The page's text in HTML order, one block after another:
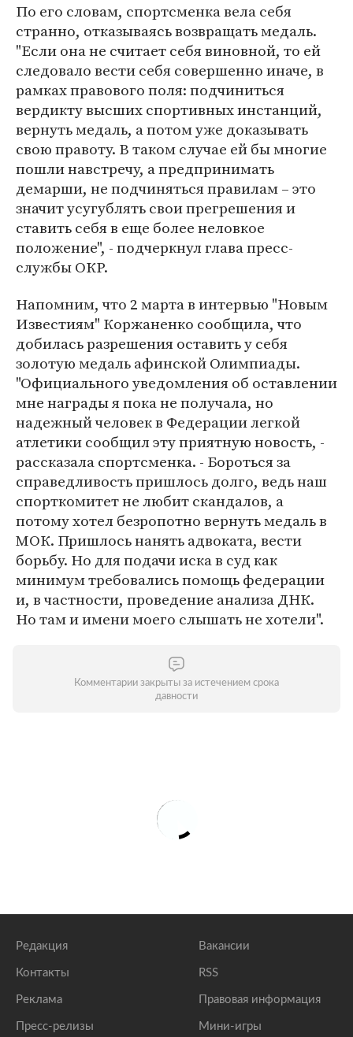
По его словам, спортсменка вела себя
странно, отказываясь возвращать медаль.
"Если она не считает себя виновной, то ей
следовало вести себя совершенно иначе, в
рамках правового поля: подчиниться
вердикту высших спортивных инстанций,
вернуть медаль, а потом уже доказывать
свою правоту. В таком случае ей бы многие
пошли навстречу, а предпринимать
демарши, не подчиняться правилам – это
значит усугублять свои прегрешения и
ставить себя в еще более неловкое
положение", - подчеркнул глава пресс-
службы ОКР.
Напомним, что 2 марта в интервью "Новым
Известиям" Коржаненко сообщила, что
добилась разрешения оставить у себя
золотую медаль афинской Олимпиады.
"Официального уведомления об оставлении
мне награды я пока не получала, но
надежный человек в Федерации легкой
атлетики сообщил эту приятную новость, -
рассказала спортсменка. - Бороться за
справедливость пришлось долго, ведь наш
спорткомитет не любит скандалов, а
потому хотел безропотно вернуть медаль в
МОК. Пришлось нанять адвоката, вести
борьбу. Но для подачи иска в суд как
минимум требовались помощь федерации
и, в частности, проведение анализа ДНК.
Но там и имени моего слышать не хотели".
Комментарии закрыты за истечением срока
давности
Редакция
Контакты
Реклама
Пресс-релизы
Вакансии
RSS
Правовая информация
Мини-игры